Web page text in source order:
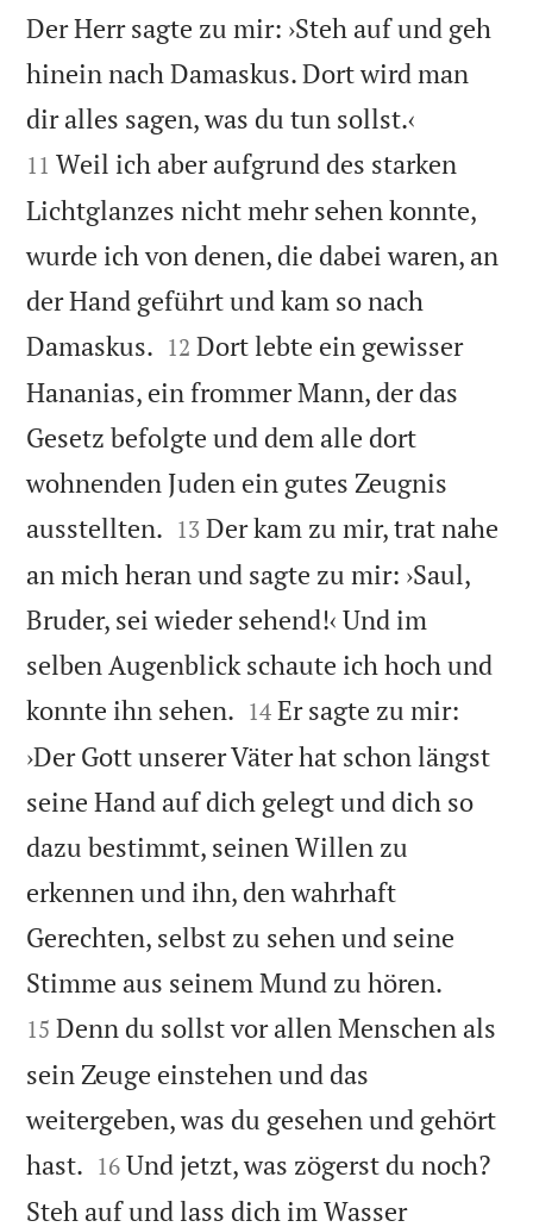
Der Herr sagte zu mir: ›Steh auf und geh
hinein nach Damaskus. Dort wird man
dir alles sagen, was du tun sollst.‹
11 Weil ich aber aufgrund des starken
Lichtglanzes nicht mehr sehen konnte,
wurde ich von denen, die dabei waren, an
der Hand geführt und kam so nach
Damaskus. 

12 Dort lebte ein gewisser
Hananias, ein frommer Mann, der das
Gesetz befolgte und dem alle dort
wohnenden Juden ein gutes Zeugnis
ausstellten. 

13 Der kam zu mir, trat nahe
an mich heran und sagte zu mir: ›Saul,
Bruder, sei wieder sehend!‹ Und im
selben Augenblick schaute ich hoch und
konnte ihn sehen. 

14 Er sagte zu mir:
›Der Gott unserer Väter hat schon längst
seine Hand auf dich gelegt und dich so
dazu bestimmt, seinen Willen zu
erkennen und ihn, den wahrhaft
Gerechten, selbst zu sehen und seine
Stimme aus seinem Mund zu hören.
15 Denn du sollst vor allen Menschen als
sein Zeuge einstehen und das
weitergeben, was du gesehen und gehört
hast. 

16 Und jetzt, was zögerst du noch?
Steh auf und lass dich im Wasser